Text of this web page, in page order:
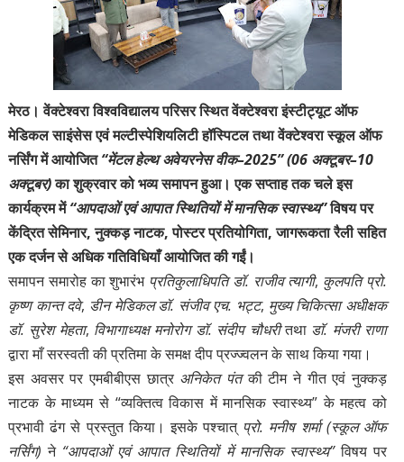
मेरठ। वेंक्टेश्वरा विश्वविद्यालय परिसर स्थितवेंक्टेश्वरा इंस्टीट्यूट ऑफ
मेडिकल साइंसेस एवं मल्टीस्पेशियलिटी हॉस्पिटलतथावेंक्टेश्वरा स्कूल ऑफ
नर्सिंगमें आयोजित“मेंटल हेल्थ अवेयरनेस वीक–2025” (06 अक्टूबर–10
अक्टूबर)का शुक्रवार को भव्य समापन हुआ। एक सप्ताह तक चले इस
कार्यक्रम में“आपदाओं एवं आपात स्थितियों में मानसिक स्वास्थ्य”विषय पर
केंद्रित सेमिनार, नुक्कड़ नाटक, पोस्टर प्रतियोगिता, जागरूकता रैली सहित
एक दर्जन से अधिक गतिविधियाँ आयोजित की गईं।
समापन समारोह का शुभारंभ प्रतिकुलाधिपति डॉ. राजीव त्यागी, कुलपति प्रो.
कृष्ण कान्त दवे, डीन मेडिकल डॉ. संजीव एच. भट्ट, मुख्य चिकित्सा अधीक्षक
डॉ. सुरेश मेहता, विभागाध्यक्ष मनोरोग डॉ. संदीप चौधरीतथा डाॅ. मंजरी राणा
द्वारा माँ सरस्वती की प्रतिमा के समक्ष दीप प्रज्ज्वलन के साथ किया गया।
इस अवसर पर एमबीबीएस छात्र अनिकेत पंतकी टीम ने गीत एवं नुक्कड़
नाटक के माध्यम से “व्यक्तित्व विकास में मानसिक स्वास्थ्य” के महत्व को
प्रभावी ढंग से प्रस्तुत किया। इसके पश्चात् प्रो. मनीष शर्मा (स्कूल ऑफ
नर्सिंग) ने “आपदाओं एवं आपात स्थितियों में मानसिक स्वास्थ्य”विषय पर